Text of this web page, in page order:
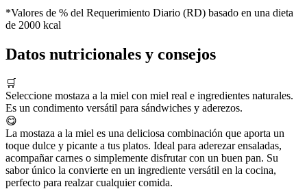
*Valores de % del Requerimiento Diario (RD) basado en una dieta
de 2000 kcal
Datos nutricionales y consejos
🛒
Seleccione mostaza a la miel con miel real e ingredientes naturales.
Es un condimento versátil para sándwiches y aderezos.
😋
La mostaza a la miel es una deliciosa combinación que aporta un
toque dulce y picante a tus platos. Ideal para aderezar ensaladas,
acompañar carnes o simplemente disfrutar con un buen pan. Su
sabor único la convierte en un ingrediente versátil en la cocina,
perfecto para realzar cualquier comida.